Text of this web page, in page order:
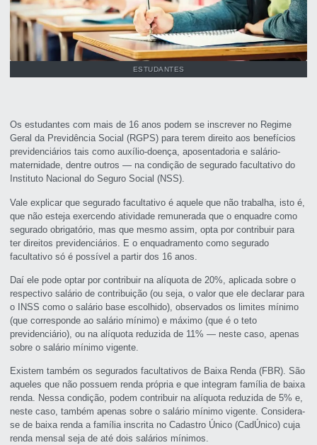
ESTUDANTES
Os estudantes com mais de 16 anos podem se inscrever no Regime
Geral da Previdência Social (RGPS) para terem direito aos benefícios
previdenciários tais como auxílio-doença, aposentadoria e salário-
maternidade, dentre outros — na condição de segurado facultativo do
Instituto Nacional do Seguro Social (NSS).
Vale explicar que segurado facultativo é aquele que não trabalha, isto é,
que não esteja exercendo atividade remunerada que o enquadre como
segurado obrigatório, mas que mesmo assim, opta por contribuir para
ter direitos previdenciários. E o enquadramento como segurado
facultativo só é possível a partir dos 16 anos.
Daí ele pode optar por contribuir na alíquota de 20%, aplicada sobre o
respectivo salário de contribuição (ou seja, o valor que ele declarar para
o INSS como o salário base escolhido), observados os limites mínimo
(que corresponde ao salário mínimo) e máximo (que é o teto
previdenciário), ou na alíquota reduzida de 11% — neste caso, apenas
sobre o salário mínimo vigente.
Existem também os segurados facultativos de Baixa Renda (FBR). São
aqueles que não possuem renda própria e que integram família de baixa
renda. Nessa condição, podem contribuir na alíquota reduzida de 5% e,
neste caso, também apenas sobre o salário mínimo vigente. Considera-
se de baixa renda a família inscrita no Cadastro Único (CadÚnico) cuja
renda mensal seja de até dois salários mínimos.